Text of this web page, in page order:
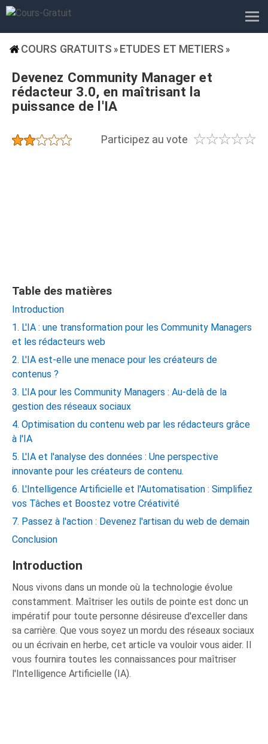
COURS GRATUITS » ETUDES ET METIERS »
Devenez Community Manager et
rédacteur 3.0, en maîtrisant la
puissance de l'IA
Participez au vote ☆☆☆☆☆
★★★★★
Table des matières
Introduction
1. L'IA : une transformation pour les Community Managers
et les rédacteurs web
2. L'IA est-elle une menace pour les créateurs de
contenus ?
3. L'IA pour les Community Managers : Au-delà de la
gestion des réseaux sociaux
4. Optimisation du contenu web par les rédacteurs grâce
à l'IA
5. L'IA et l'analyse des données : Une perspective
innovante pour les créateurs de contenu.
6. L'Intelligence Artificielle et l'Automatisation : Simplifiez
vos Tâches et Boostez votre Créativité
7. Passez à l'action : Devenez l'artisan du web de demain
Conclusion
Introduction
Nous vivons dans un monde où la technologie évolue
constamment. Maîtriser les outils de pointe est donc un
impératif pour toute personne désireuse d'exceller dans
sa carrière. Que vous soyez un mordu des réseaux sociaux
ou un écrivain en herbe, cet article va vouloir vous aider. Il
vous fournira toutes les connaissances pour maîtriser
l'Intelligence Artificielle (IA).